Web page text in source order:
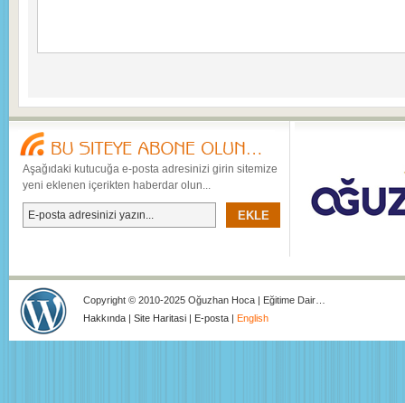
Aşağıdaki kutucuğa e-posta adresinizi girin sitemize
yeni eklenen içerikten haberdar olun...
Copyright © 2010-2025 Oğuzhan Hoca | Eğitime Dair…
Hakkında | Site Haritasi | E-posta | English